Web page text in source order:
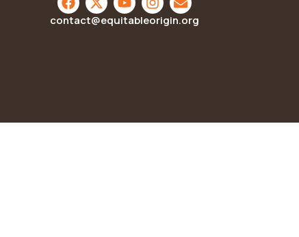
contact@equitableorigin.org